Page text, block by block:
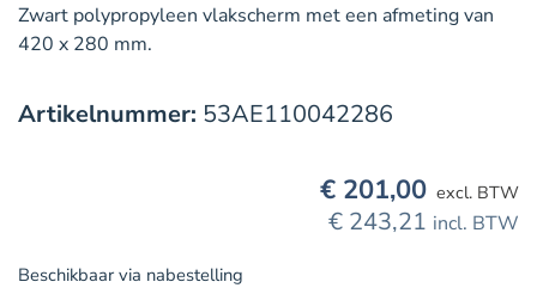
Artikelnummer: 53AE110042286
Zwart polypropyleen vlakscherm met een afmeting van
420 x 280 mm.
€ 243,21 incl. BTW
€ 201,00 excl. BTW
Beschikbaar via nabestelling